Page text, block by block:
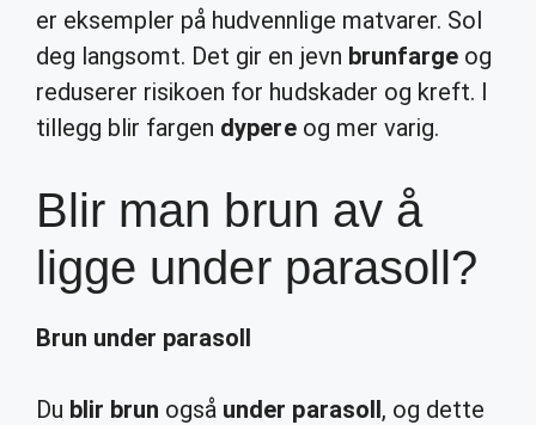
er eksempler på hudvennlige matvarer. Sol
deg langsomt. Det gir en jevn brunfargeog
reduserer risikoen for hudskader og kreft. I
tillegg blir fargen dypereog mer varig.
Blir man brun av å
ligge under parasoll?
Brun under parasoll
Du blir brun også under parasoll, og dette